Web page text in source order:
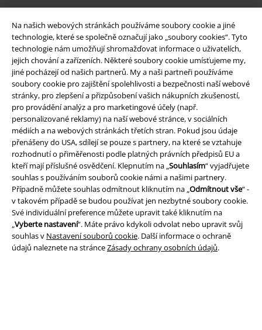
Na našich webových stránkách používáme soubory cookie a jiné
technologie, které se společně označují jako „soubory cookies“. Tyto
technologie nám umožňují shromažďovat informace o uživatelích,
jejich chování a zařízeních. Některé soubory cookie umísťujeme my,
jiné pocházejí od našich partnerů. My a naši partneři používáme
soubory cookie pro zajištění spolehlivosti a bezpečnosti naší webové
stránky, pro zlepšení a přizpůsobení vašich nákupních zkušeností,
pro provádění analýz a pro marketingové účely (např.
personalizované reklamy) na naší webové stránce, v sociálních
médiích a na webových stránkách třetích stran. Pokud jsou údaje
přenášeny do USA, sdílejí se pouze s partnery, na které se vztahuje
rozhodnutí o přiměřenosti podle platných právních předpisů EU a
kteří mají příslušné osvědčení. Klepnutím na „Souhlasím“ vyjadřujete
souhlas s používáním souborů cookie námi a našimi partnery.
Případně můžete souhlas odmítnout kliknutím na „Odmítnout vše“ -
v takovém případě se budou používat jen nezbytné soubory cookie.
Své individuální preference můžete upravit také kliknutím na
„Vyberte nastavení“. Máte právo kdykoli odvolat nebo upravit svůj
souhlas v Nastavení souborů cookie. Další informace o ochraně
údajů naleznete na stránceZásady ochrany osobních údajů.
Právní informace
Podmínky
Prohlášení
Ochrana osobních údajů
Likvidace odpadu a ochrana životního prostředí
Prohlášení o shodě